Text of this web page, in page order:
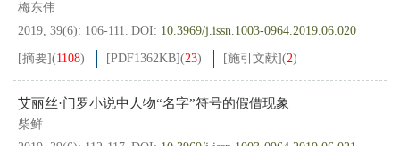
梅东伟
2019, 39(6): 106-111. DOI: 10.3969/j.issn.1003-0964.2019.06.020
[摘要](1108) [PDF1362KB](23) [施引文献](2)
艾丽丝·门罗小说中人物“名字”符号的假借现象
柴鲜